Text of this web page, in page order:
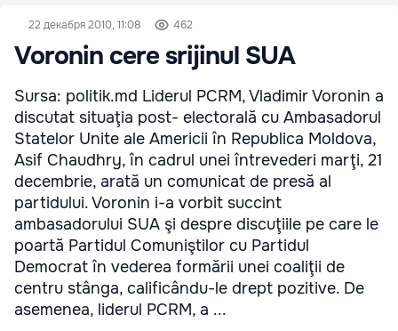
22 декабря 2010, 11:08 462
Voronin cere srijinul SUA
Sursa: politik.md Liderul PCRM, Vladimir Voronin a
discutat situaţia post- electorală cu Ambasadorul
Statelor Unite ale Americii în Republica Moldova,
Asif Chaudhry, în cadrul unei întrevederi marţi, 21
decembrie, arată un comunicat de presă al
partidului. Voronin i-a vorbit succint
ambasadorului SUA şi despre discuţiile pe care le
poartă Partidul Comuniştilor cu Partidul
Democrat în vederea formării unei coaliţii de
centru stânga, calificându-le drept pozitive. De
asemenea, liderul PCRM, a ...